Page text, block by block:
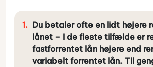
Du betaler ofte en lidt højere
lånet – I de fleste tilfælde er
fastforrentet lån højere end
variabelt forrentet lån. Til